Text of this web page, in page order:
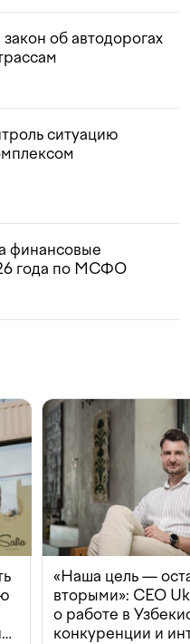
об автодорогах
ситуацию
финансовые
года по МСФО
«Наша цель —
вторыми»: CEO
о работе в
конкуренции и